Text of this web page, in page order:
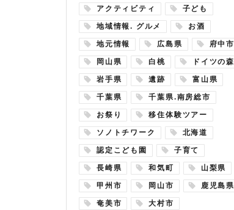
アクティビティ 子ども
地域情報. グルメ お酒
地元情報 広島県 府中市
岡山県 白桃 ドイツの森
岩手県 遺跡 富山県
千葉県 千葉県.南房総市
お祭り 移住体験ツアー
ソノトチワーク 北海道
認定こども園 子育て
長崎県 和気町 山梨県
甲州市 岡山市 鹿児島県
奄美市 大村市